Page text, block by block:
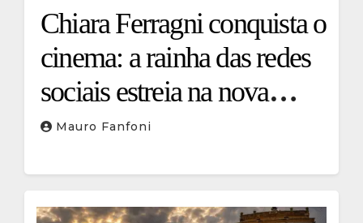
Chiara Ferragni conquista o
cinema: a rainha das redes
sociais estreia na nova
comédia romântica do
Mauro Fanfoni